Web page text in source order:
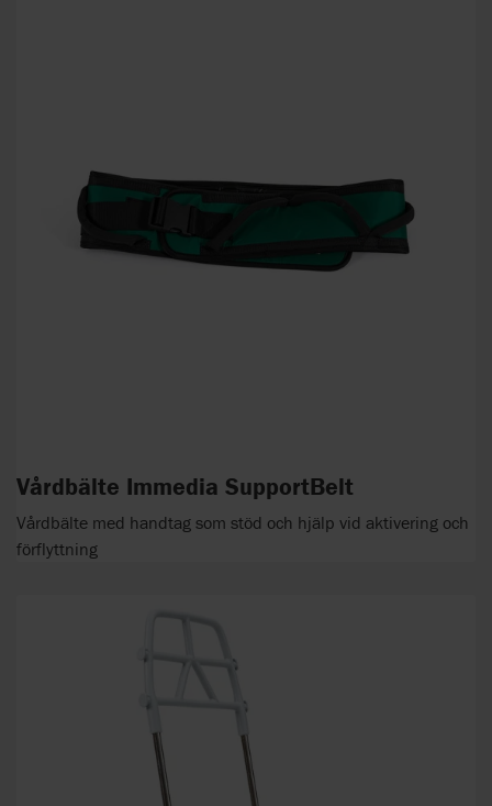
Vårdbälte Immedia SupportBelt
Vårdbälte med handtag som stöd och hjälp vid aktivering och
förflyttning